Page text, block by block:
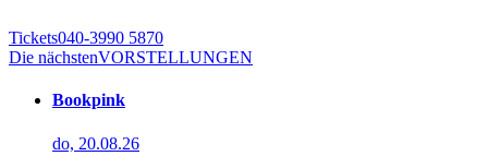
Tickets040-3990 5870
Die nächstenVORSTELLUNGEN
Bookpink
do, 20.08.26